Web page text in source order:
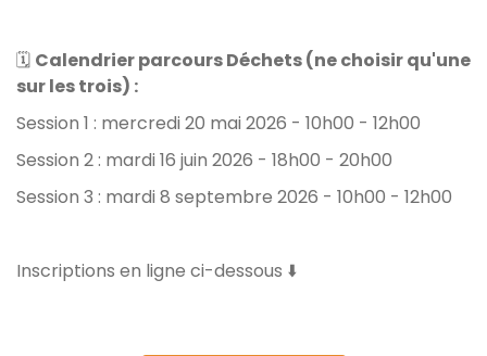
🗓️ Calendrier parcours Déchets (ne choisir qu'une
sur les trois) :
Session 1 : mercredi 20 mai 2026 - 10h00 - 12h00
Session 2 : mardi 16 juin 2026 - 18h00 - 20h00
Session 3 : mardi 8 septembre 2026 - 10h00 - 12h00
Inscriptions en ligne ci-dessous ⬇️